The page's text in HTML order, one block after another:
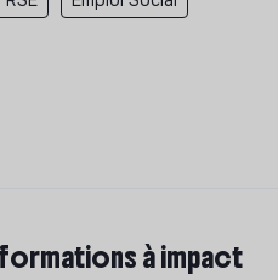
à impact